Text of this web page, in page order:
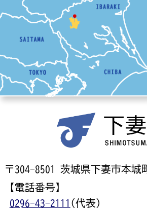
〒304-8501 茨城県下妻市本城
【電話番号】
0296-43-2111 (代表)